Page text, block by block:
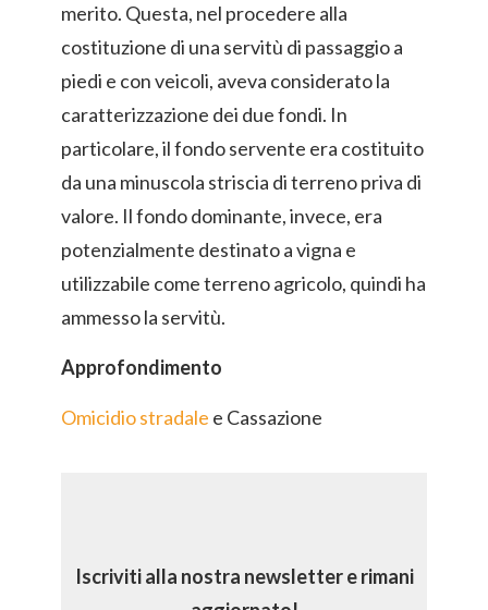
merito. Questa, nel procedere alla
costituzione di una servitù di passaggio a
piedi e con veicoli, aveva considerato la
caratterizzazione dei due fondi. In
particolare, il fondo servente era costituito
da una minuscola striscia di terreno priva di
valore. Il fondo dominante, invece, era
potenzialmente destinato a vigna e
utilizzabile come terreno agricolo, quindi ha
ammesso la servitù.
Approfondimento
Omicidio stradale e Cassazione
Iscriviti alla nostra newsletter e rimani